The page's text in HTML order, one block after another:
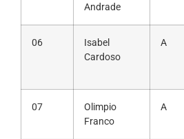
Andrade
06
Isabel
Cardoso
A
07
Olimpio
Franco
A